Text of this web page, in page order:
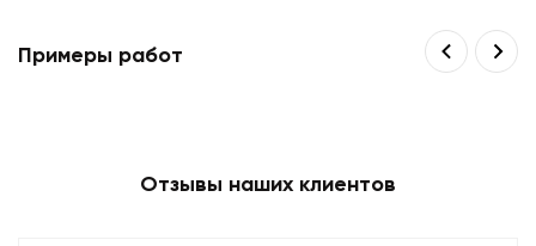
Примеры работ
Отзывы наших клиентов